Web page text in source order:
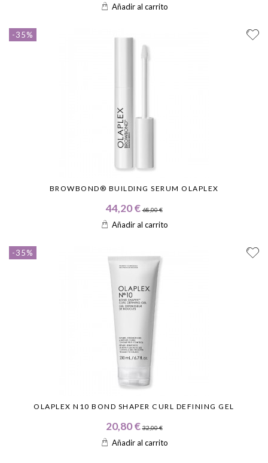
Añadir al carrito
-35%
BROWBOND® BUILDING SERUM OLAPLEX
44,20 € 68,00 €
Añadir al carrito
-35%
OLAPLEX N10 BOND SHAPER CURL DEFINING GEL
20,80 € 32,00 €
Añadir al carrito